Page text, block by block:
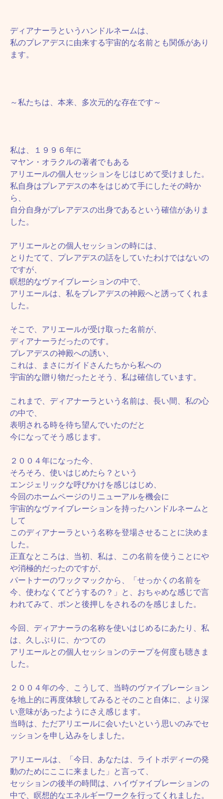
ディアナーラというハンドルネームは、
私のプレアデスに由来する宇宙的な名前とも関係があり
ます。
～私たちは、本来、多次元的な存在です～
私は、１９９６年に
マヤン・オラクルの著者でもある
アリエールの個人セッションをじはじめて受けました。
私自身はプレアデスの本をはじめて手にしたその時か
ら、
自分自身がプレアデスの出身であるという確信がありま
した。
アリエールとの個人セッションの時には、
とりたてて、プレアデスの話をしていたわけではないの
ですが、
瞑想的なヴァイブレーションの中で、
アリエールは、私をプレアデスの神殿へと誘ってくれま
した。
そこで、アリエールが受け取った名前が、
ディアナーラだったのです。
プレアデスの神殿への誘い、
これは、まさにガイドさんたちから私への
宇宙的な贈り物だったとそう、私は確信しています。
これまで、ディアナーラという名前は、長い間、私の心
の中で、
表明される時を待ち望んでいたのだと
今になってそう感じます。
２００４年になった今、
そろそろ、使いはじめたら？という
エンジェリックな呼びかけを感じはじめ、
今回のホームページのリニューアルを機会に
宇宙的なヴァイブレーションを持ったハンドルネームと
して
このディアナーラという名称を登場させることに決めま
した。
正直なところは、当初、私は、この名前を使うことにや
や消極的だったのですが、
パートナーのワックマックから、「せっかくの名前を
今、使わなくてどうするの？」と、おちゃめな感じで言
われてみて、ポンと後押しをされるのを感じました。
今回、ディアナーラの名称を使いはじめるにあたり、私
は、久しぶりに、かつての
アリエールとの個人セッションのテープを何度も聴きま
した。
２００４年の今、こうして、当時のヴァイブレーション
を地上的に再度体験してみるとそのこと自体に、より深
い意味があったようにさえ感じます。
当時は、ただアリエールに会いたいという思いのみでセ
ッションを申し込みをしました。
アリエールは、「今日、あなたは、ライトボディーの発
動のためにここに来ました」と言って、
セッションの後半の時間は、ハイヴァイブレーションの
中で、瞑想的なエネルギーワークを行ってくれました。